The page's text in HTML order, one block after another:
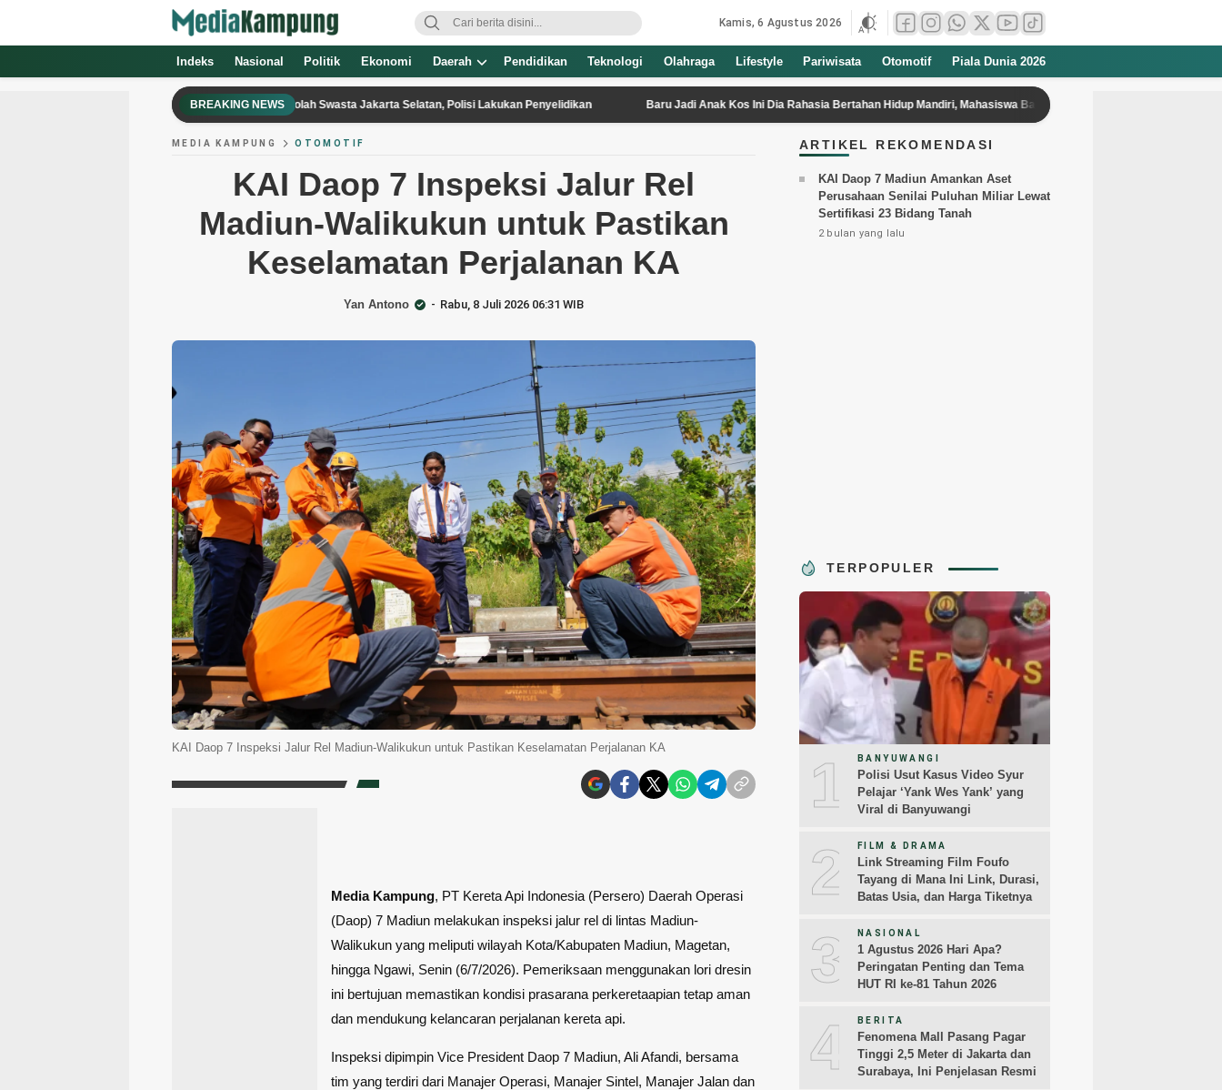
Kamis, 6 Agustus 2026
Indeks Nasional Politik Ekonomi Daerah Pendidikan Teknologi Olahraga Lifestyle Pariwisata Otomotif Piala Dunia 2026
BREAKING NEWS
Gun hingga Senjata Api Ditemukan di Sekolah Swasta Jakarta Selatan, Polisi Lakukan Penyelidikan Baru Jadi Anak Kos Ini Dia Rahasia Bertahan Hidup Mandiri, Mahasiswa Baru Wajib Tahu
MEDIA KAMPUNG OTOMOTIF
KAI Daop 7 Inspeksi Jalur Rel
Madiun-Walikukun untuk Pastikan
Keselamatan Perjalanan KA
Yan Antono Rabu, 8 Juli 2026 06:31 WIB
KAI Daop 7 Inspeksi Jalur Rel Madiun-Walikukun untuk Pastikan Keselamatan Perjalanan KA
Media Kampung, PT Kereta Api Indonesia (Persero) Daerah Operasi
(Daop) 7 Madiun melakukan inspeksi jalur rel di lintas Madiun-
Walikukun yang meliputi wilayah Kota/Kabupaten Madiun, Magetan,
hingga Ngawi, Senin (6/7/2026). Pemeriksaan menggunakan lori dresin
ini bertujuan memastikan kondisi prasarana perkeretaapian tetap aman
dan mendukung kelancaran perjalanan kereta api.
Inspeksi dipimpin Vice President Daop 7 Madiun, Ali Afandi, bersama
tim yang terdiri dari Manajer Operasi, Manajer Sintel, Manajer Jalan dan
ARTIKEL REKOMENDASI
KAI Daop 7 Madiun Amankan Aset
Perusahaan Senilai Puluhan Miliar Lewat
Sertifikasi 23 Bidang Tanah
2 bulan yang lalu
TERPOPULER
1 BANYUWANGI
Polisi Usut Kasus Video Syur
Pelajar ‘Yank Wes Yank’ yang
Viral di Banyuwangi
2 FILM & DRAMA
Link Streaming Film Foufo
Tayang di Mana Ini Link, Durasi,
Batas Usia, dan Harga Tiketnya
3 NASIONAL
1 Agustus 2026 Hari Apa?
Peringatan Penting dan Tema
HUT RI ke-81 Tahun 2026
4 BERITA
Fenomena Mall Pasang Pagar
Tinggi 2,5 Meter di Jakarta dan
Surabaya, Ini Penjelasan Resmi